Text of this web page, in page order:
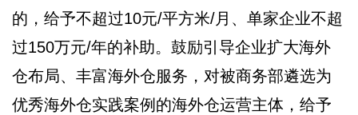
的，给予不超过10元/平方米/月、单家企业不超
过150万元/年的补助。鼓励引导企业扩大海外
仓布局、丰富海外仓服务，对被商务部遴选为
优秀海外仓实践案例的海外仓运营主体，给予